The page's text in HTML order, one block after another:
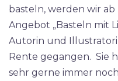
basteln, werden wir
Angebot „Basteln mit
Autorin und
Rente gegangen. Sie
sehr gerne immer